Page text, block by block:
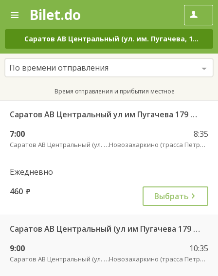
—
Поиск
и
покупка
билетов
на
автобус
онлайн
Bilet.do
Саратов АВ Центральный (ул. им. Пугачева, 179 А)
По времени отправления
Время отправления и прибытия местное
Саратов АВ Центральный ул им Пугачева 179 А — Петровск (ул Московская 101)
7:00
Саратов АВ Центральный (ул. им. Пугачева, 179 А)
8:35
Новозахаркино (трасса Петровск)
Ежедневно
460 руб. Выбрать
Саратов АВ Центральный (ул им Пугачева 179 А) — Пенза АВ (улица Луначарского 1) 9438
9:00
Саратов АВ Центральный (ул. им. Пугачева, 179 А)
10:35
Новозахаркино (трасса Петровск)